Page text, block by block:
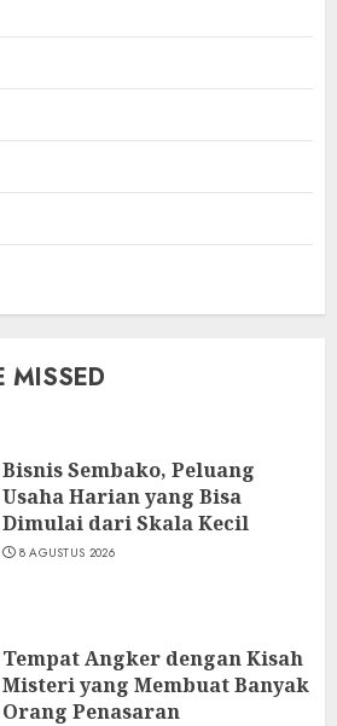
MISSED
Bisnis Sembako, Peluang
Usaha Harian yang Bisa
Dimulai dari Skala Kecil
8 AGUSTUS 2026
Tempat Angker dengan Kisah
Misteri yang Membuat Banyak
Orang Penasaran